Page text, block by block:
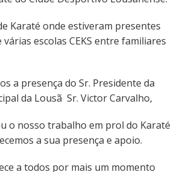
Karaté onde estiveram presentes
escolas CEKS entre familiares
a presença do Sr. Presidente da
da Lousã Sr. Victor Carvalho,
o nosso trabalho em prol do Karaté
a sua presença e apoio.
a todos por mais um momento